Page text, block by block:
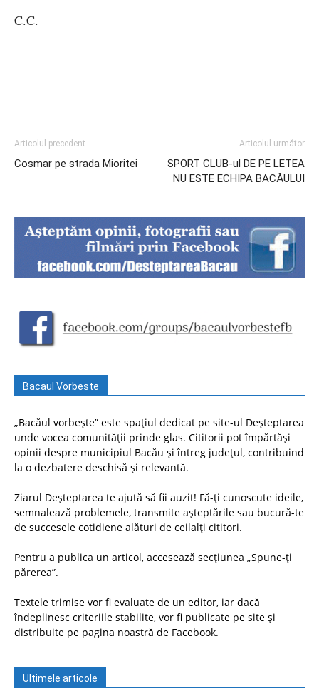
C.C.
Articolul precedent
Cosmar pe strada Mioritei
Articolul următor
SPORT CLUB-ul DE PE LETEA
NU ESTE ECHIPA BACĂULUI
Bacaul Vorbeste
„Bacăul vorbește” este spațiul dedicat pe site-ul Deșteptarea
unde vocea comunității prinde glas. Cititorii pot împărtăși
opinii despre municipiul Bacău și întreg județul, contribuind
la o dezbatere deschisă și relevantă.
Ziarul Deșteptarea te ajută să fii auzit! Fă-ți cunoscute ideile,
semnalează problemele, transmite așteptările sau bucură-te
de succesele cotidiene alături de ceilalți cititori.
Pentru a publica un articol, accesează secțiunea „Spune-ți
părerea”.
Textele trimise vor fi evaluate de un editor, iar dacă
îndeplinesc criteriile stabilite, vor fi publicate pe site și
distribuite pe pagina noastră de Facebook.
Ultimele articole